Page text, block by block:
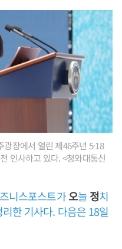
광장에서 열린 제46주년 5·18
인사하고 있다. <청와대통신
니스포스트가오늘정치
한 기사다. 다음은 18일